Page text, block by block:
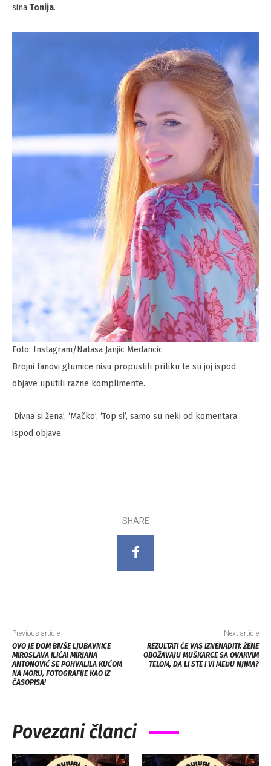
sina Tonija.
Foto: Instagram/Natasa Janjic Medancic
Brojni fanovi glumice nisu propustili priliku te su joj ispod
objave uputili razne komplimente.
‘Divna si žena’, ‘Mačko’, ‘Top si’, samo su neki od komentara
ispod objave.
SHARE
Previous article
OVO JE DOM BIVŠE LJUBAVNICE
MIROSLAVA ILIĆA! MIRJANA
ANTONOVIĆ SE POHVALILA KUĆOM
NA MORU, FOTOGRAFIJE KAO IZ
ČASOPISA!
Next article
REZULTATI ĆE VAS IZNENADITI: ŽENE
OBOŽAVAJU MUŠKARCE SA OVAKVIM
TELOM, DA LI STE I VI MEĐU NJIMA?
Povezani članci